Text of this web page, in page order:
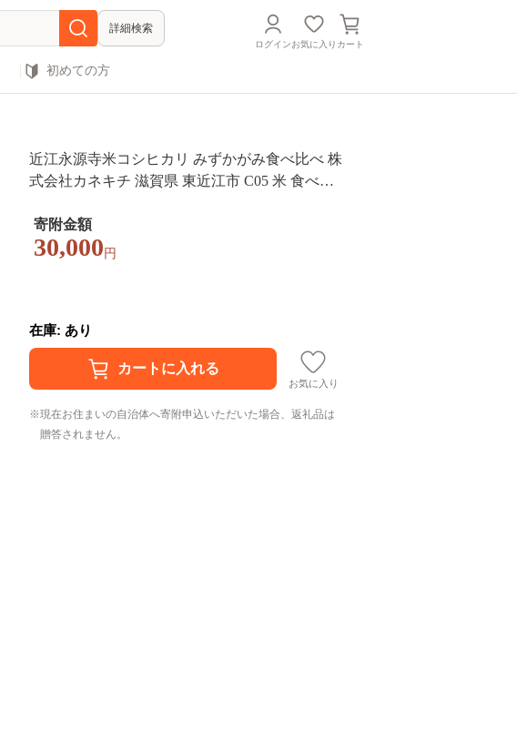
詳細検索
ログインお気に入り カート
初めての方
近江永源寺米コシヒカリ みずかがみ食べ比べ 株
式会社カネキチ 滋賀県 東近江市 C05 米 食べ比
新米 白米
寄附金額
30,000 円
在庫: あり
お気に入り
現在お住まいの自治体へ寄附申込いただいた場合、返礼品は
贈答されません。